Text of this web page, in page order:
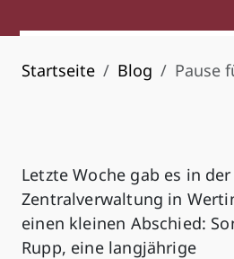
Startseite Blog Pause
Letzte Woche gab es in der
Zentralverwaltung in
einen kleinen Abschied:
Rupp, eine langjährige